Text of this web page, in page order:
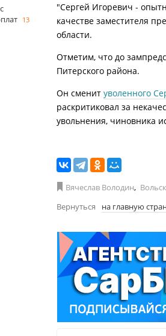
13
"Сергей Игоревич -
качестве заместителя
области.
Отметим, что до
Питерского района.
Он сменит уволенного
раскритиковал за
увольнения, чиновника
Вячеслав Володин,
Вернуться
на главную